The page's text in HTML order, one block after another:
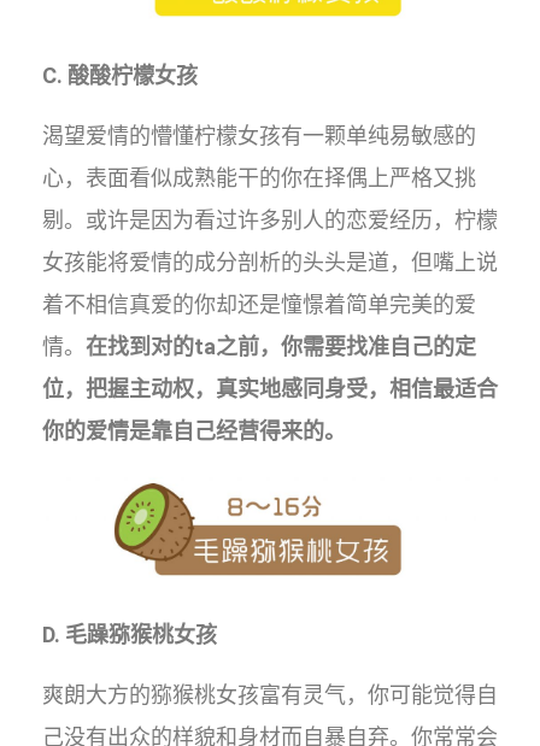
C. 酸酸柠檬女孩
渴望爱情的懵懂柠檬女孩有一颗单纯易敏感的
心，表面看似成熟能干的你在择偶上严格又挑
剔。或许是因为看过许多别人的恋爱经历，柠檬
女孩能将爱情的成分剖析的头头是道，但嘴上说
着不相信真爱的你却还是憧憬着简单完美的爱
情。 在找到对的ta之前，你需要找准自己的定
位，把握主动权，真实地感同身受，相信最适合
你的爱情是靠自己经营得来的。
D. 毛躁猕猴桃女孩
爽朗大方的猕猴桃女孩富有灵气，你可能觉得自
己没有出众的样貌和身材而自暴自弃。你常常会